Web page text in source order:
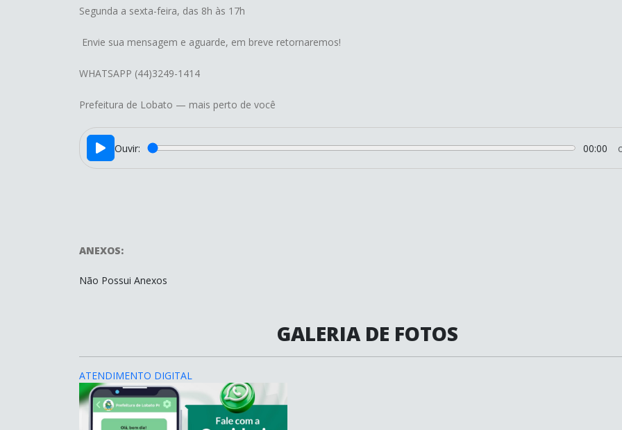
Segunda a sexta-feira, das 8h às 17h
Envie sua mensagem e aguarde, em breve retornaremos!
WHATSAPP (44)3249-1414
Prefeitura de Lobato — mais perto de você
Ouvir: 00:00
ANEXOS:
Não Possui Anexos
GALERIA DE FOTOS
ATENDIMENTO DIGITAL